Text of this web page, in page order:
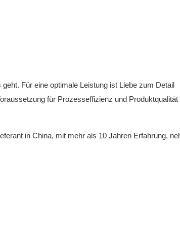
Für eine optimale Leistung ist Liebe zum Detail
für Prozesseffizienz und Produktqualität
in China, mit mehr als 10 Jahren Erfahrung,